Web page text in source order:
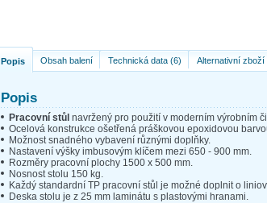
Popis Obsah balení Technická data (6) Alternativní zboží
Popis
Pracovní stůl navržený pro použití v moderním výrobním
Ocelová konstrukce ošetřená práškovou epoxidovou
Možnost snadného vybavení různými doplňky.
Nastavení výšky imbusovým klíčem mezi 650 - 900 mm.
Rozměry pracovní plochy 1500 x 500 mm.
Nosnost stolu 150 kg.
Každý standardní TP pracovní stůl je možné doplnit o
Deska stolu je z 25 mm laminátu s plastovými hranami.